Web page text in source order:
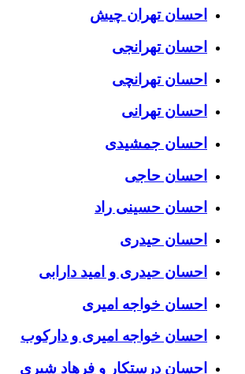
احسان تهران چیش
احسان تهرانجی
احسان تهرانچی
احسان تهرانی
احسان جمشیدی
احسان حاجی
احسان حسینی راد
احسان حیدری
احسان حیدری و امید دارابی
احسان خواجه امیری
احسان خواجه امیری و دارکوب
احسان درستكار و فرهاد شيرى